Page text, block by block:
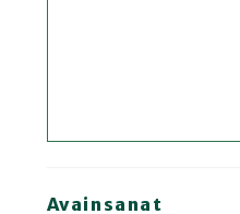
Avainsanat